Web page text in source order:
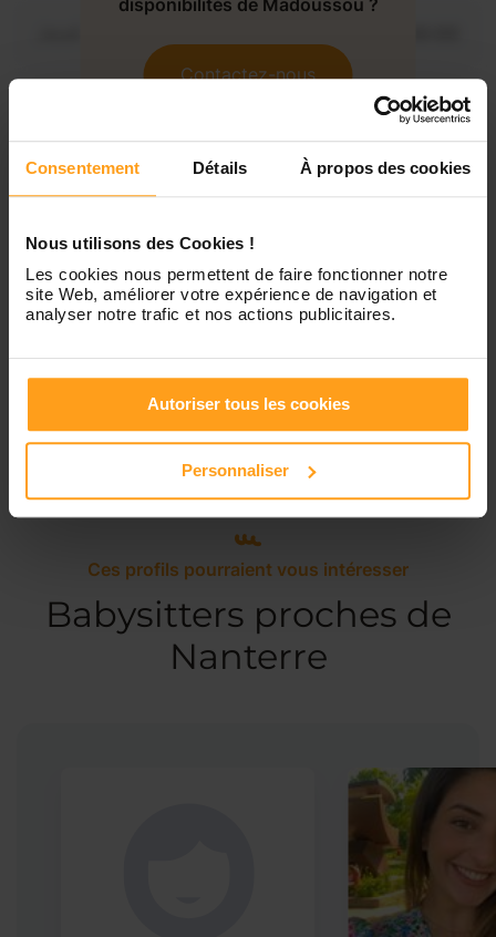
Consentement Détails À propos des cookies
Nous utilisons des Cookies !
Les cookies nous permettent de faire fonctionner notre
site Web, améliorer votre expérience de navigation et
analyser notre trafic et nos actions publicitaires.
Autoriser tous les cookies
Personnaliser
Disponible de 00:00 à 00:00
Samedi Disponible de 00:00 à 00:00
Dimanche Disponible de 00:00 à 00:00
Contactez-nous
Ces profils pourraient vous intéresser
Babysitters proches de
Nanterre